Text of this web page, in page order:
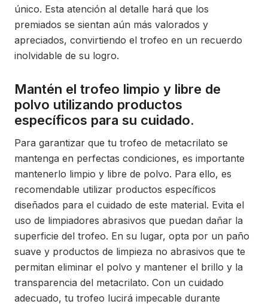
único. Esta atención al detalle hará que los
premiados se sientan aún más valorados y
apreciados, convirtiendo el trofeo en un recuerdo
inolvidable de su logro.
Mantén el trofeo limpio y libre de
polvo utilizando productos
específicos para su cuidado.
Para garantizar que tu trofeo de metacrilato se
mantenga en perfectas condiciones, es importante
mantenerlo limpio y libre de polvo. Para ello, es
recomendable utilizar productos específicos
diseñados para el cuidado de este material. Evita el
uso de limpiadores abrasivos que puedan dañar la
superficie del trofeo. En su lugar, opta por un paño
suave y productos de limpieza no abrasivos que te
permitan eliminar el polvo y mantener el brillo y la
transparencia del metacrilato. Con un cuidado
adecuado, tu trofeo lucirá impecable durante